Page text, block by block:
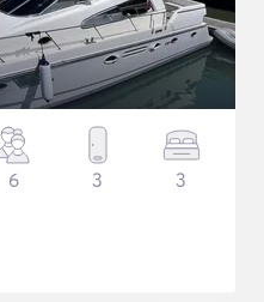
6 3 3